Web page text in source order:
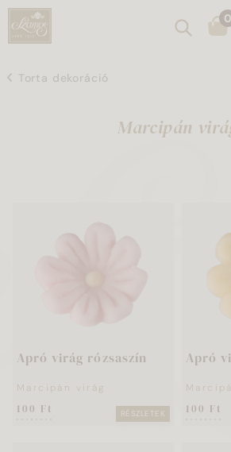
Keresés0
Torta dekoráció
Marcipán
Apró virág rózsaszín
Marcipán virág
100 Ft RÉSZLETEK
Apró
100 Ft